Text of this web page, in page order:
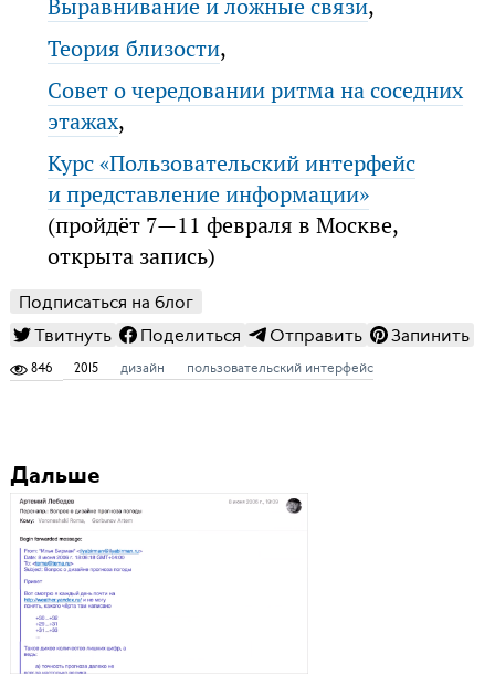
Выравнивание и ложные связи,
Теория близости,
Совет о чередовании ритма на соседних
этажах,
Курс «Пользовательский интерфейс
и представление информации»
(пройдёт 7—11 февраля в Москве,
открыта запись)
Подписаться на блог
Твитнуть
Поделиться Отправить Запинить
846 2015 дизайн пользовательский интерфейс
Дальше